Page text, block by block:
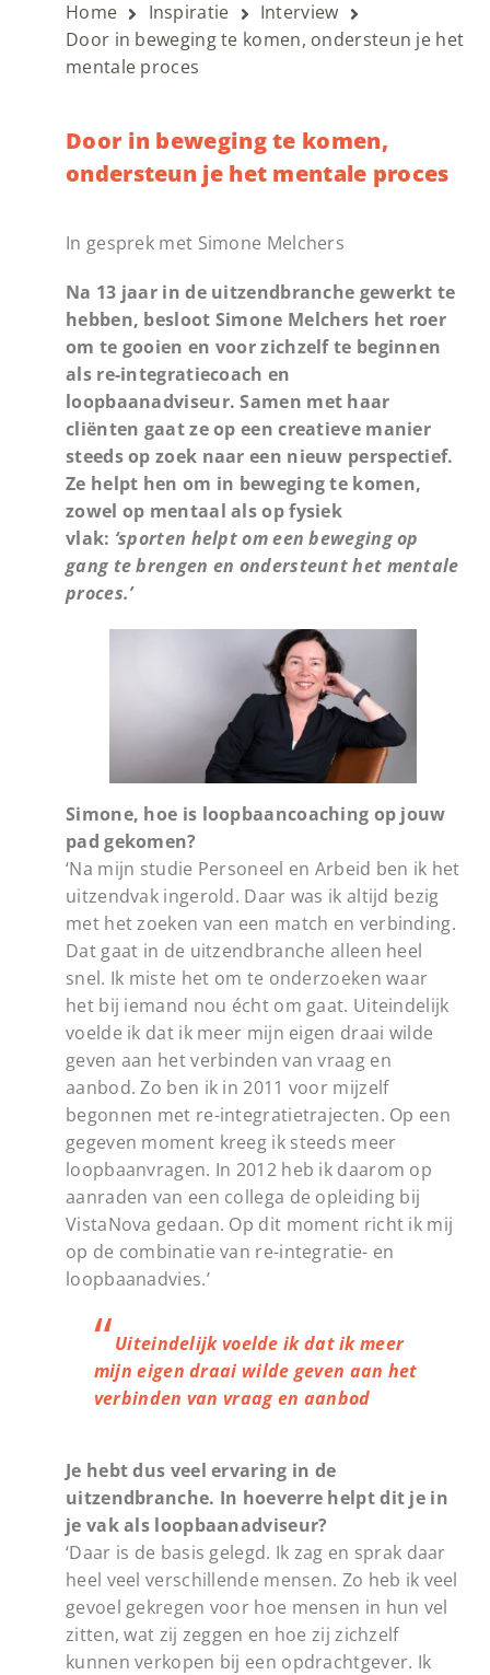
Home Inspiratie
Interview
Door in beweging te komen, ondersteun je het
mentale proces
Door in beweging te komen,
ondersteun je het mentale proces
In gesprek met Simone Melchers
Na 13 jaar in de uitzendbranche gewerkt te
hebben, besloot Simone Melchers het roer
om te gooien en voor zichzelf te beginnen
als re-integratiecoach en
loopbaanadviseur. Samen met haar
cliënten gaat ze op een creatieve manier
steeds op zoek naar een nieuw perspectief.
Ze helpt hen om in beweging te komen,
zowel op mentaal als op fysiek
vlak: ‘sporten helpt om een beweging op
gang te brengen en ondersteunt het mentale
proces.’
Simone, hoe is loopbaancoaching op jouw
pad gekomen?
‘Na mijn studie Personeel en Arbeid ben ik het
uitzendvak ingerold. Daar was ik altijd bezig
met het zoeken van een match en verbinding.
Dat gaat in de uitzendbranche alleen heel
snel. Ik miste het om te onderzoeken waar
het bij iemand nou écht om gaat. Uiteindelijk
voelde ik dat ik meer mijn eigen draai wilde
geven aan het verbinden van vraag en
aanbod. Zo ben ik in 2011 voor mijzelf
begonnen met re-integratietrajecten. Op een
gegeven moment kreeg ik steeds meer
loopbaanvragen. In 2012 heb ik daarom op
aanraden van een collega de opleiding bij
VistaNova gedaan. Op dit moment richt ik mij
op de combinatie van re-integratie- en
loopbaanadvies.’
Uiteindelijk voelde ik dat ik meer
mijn eigen draai wilde geven aan het
verbinden van vraag en aanbod
Je hebt dus veel ervaring in de
uitzendbranche. In hoeverre helpt dit je in
je vak als loopbaanadviseur?
‘Daar is de basis gelegd. Ik zag en sprak daar
heel veel verschillende mensen. Zo heb ik veel
gevoel gekregen voor hoe mensen in hun vel
zitten, wat zij zeggen en hoe zij zichzelf
kunnen verkopen bij een opdrachtgever. Ik